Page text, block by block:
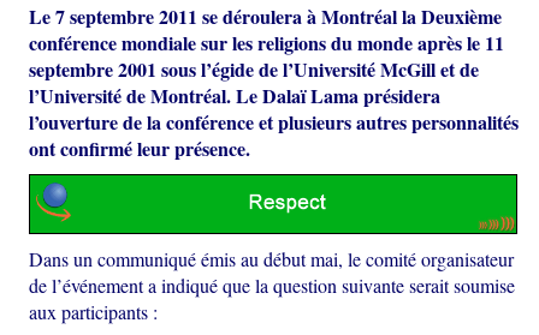
Le 7 septembre 2011 se déroulera à Montréal la Deuxième
conférence mondiale sur les religions du monde après le 11
septembre 2001 sous l’égide de l’Université McGill et de
l’Université de Montréal. Le Dalaï Lama présidera
l’ouverture de la conférence et plusieurs autres personnalités
ont confirmé leur présence.
Dans un communiqué émis au début mai, le comité organisateur
de l’événement a indiqué que la question suivante serait soumise
aux participants :